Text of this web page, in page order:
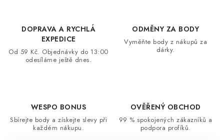
Podmínky ochrany osobních údajů
Moje objednávka
DOPRAVA A RYCHLÁ
EXPEDICE
Od 59 Kč. Objednávky do 13:00
odesíláme ještě dnes.
ODMĚNY ZA BODY
Vyměňte body z nákupů za
dárky.
WESPO BONUS
Sbírejte body a získejte slevy při
každém nákupu.
OVĚŘENÝ OBCHOD
99 % spokojených zákazníků a
podpora profíků.